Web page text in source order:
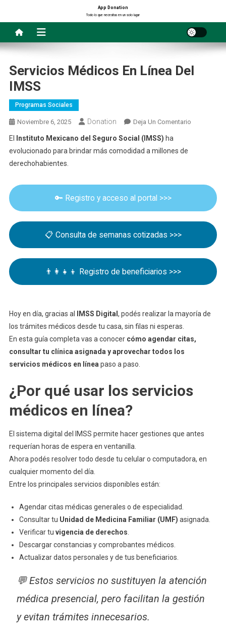
contenido
App Donation
Todo lo que necesitas en un solo lugar
Servicios Médicos En Línea Del
IMSS
Programas Sociales
Noviembre 6, 2025 Donation Deja Un ComentarioEn
El Instituto Mexicano del Seguro Social (IMSS) ha
evolucionado para brindar más comodidad a millones de
derechohabientes.
🔑 Registro y acceso al portal >>>
📋 Consulta de semanas cotizadas >>>
👨‍👩‍👧‍👦 Registro de beneficiarios >>>
Hoy en día, gracias al IMSS Digital , podés realizar la mayoría de
los trámites médicos desde tu casa, sin filas ni esperas.
En esta guía completa vas a conocer cómo agendar citas,
consultar tu clínica asignada y aprovechar todos los
servicios médicos en línea paso a paso.
¿Por qué usar los servicios
médicos en línea?
El sistema digital del IMSS permite hacer gestiones que antes
requerían horas de espera en ventanilla.
Ahora podés resolver todo desde tu celular o computadora, en
cualquier momento del día.
Entre los principales servicios disponibles están:
Agendar citas médicas generales o de especialidad.
Consultar tu Unidad de Medicina Familiar (UMF) asignada.
Verificar tu vigencia de derechos
Descargar constancias y comprobantes médicos.
Actualizar datos personales y de tus beneficiarios.
💬 Estos servicios no sustituyen la atención
médica presencial, pero facilitan la gestión
y evitan trámites innecesarios.